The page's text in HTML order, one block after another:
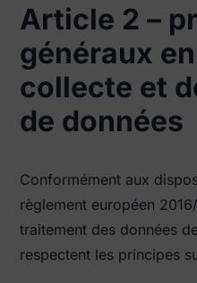
Article 2 –
généraux
collecte et
de données
Conformément aux
règlement européen
traitement des données
respectent les principes